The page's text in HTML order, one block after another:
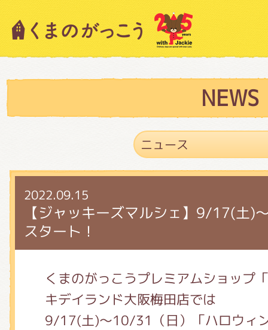
NEWS
2022.09.15
【ジャッキーズマルシェ】9/17(土)
スタート！
くまのがっこうプレミアムショップ
キデイランド大阪梅田店では
9/17(土)～10/31（日）「ハロウィ
キャラクター紹介
スタッフブログ
絵本・作家紹介
グッズインフォメーション